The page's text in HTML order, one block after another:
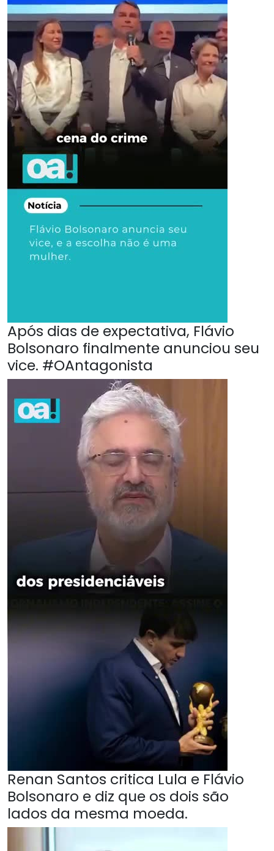
Após dias de expectativa, Flávio
Bolsonaro finalmente anunciou seu
vice. #OAntagonista
Renan Santos critica Lula e Flávio
Bolsonaro e diz que os dois são
lados da mesma moeda.